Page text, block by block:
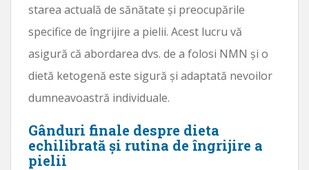
starea actuală de sănătate și preocupările
specifice de îngrijire a pielii. Acest lucru vă
asigură că abordarea dvs. de a folosi NMN și o
dietă ketogenă este sigură și adaptată nevoilor
dumneavoastră individuale.
Gânduri finale despre dieta
echilibrată și rutina de îngrijire a
pielii